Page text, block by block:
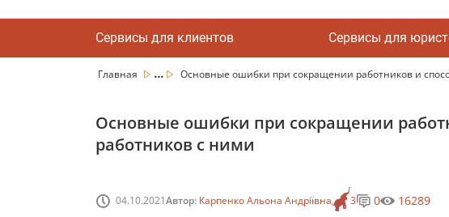
Сервисы для клиентов Сервисы для
Главная ... Основные ошибки при сокращении работников и
Основные ошибки при сокращении
работников с ними
04.10.2021Автор: Карпенко Альона Андріївна 3 0 16289